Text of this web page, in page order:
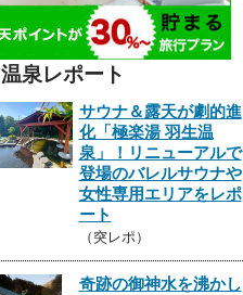
温泉レポート
サウナ＆露天が劇的進
化「極楽湯 羽生温
泉」！リニューアルで
登場のバレルサウナや
女性専用エリアをレポ
ート
（突レポ）
奇跡の御神水を沸かし